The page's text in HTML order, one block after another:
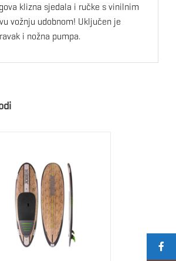
klizna sjedala i ručke s vinilnim
vožnju udobnom! Uključen je
i nožna pumpa.